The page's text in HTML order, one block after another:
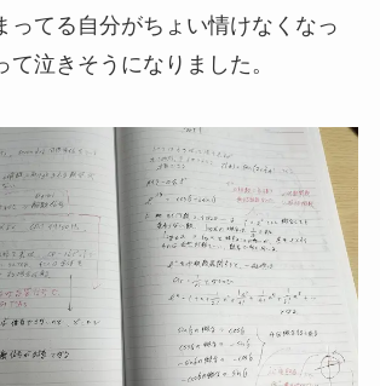
ってる自分がちょい情けなくなっ
て泣きそうになりました。